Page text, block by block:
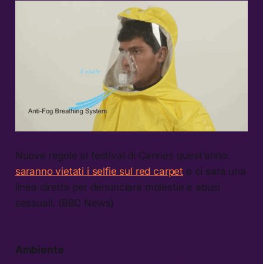
Nuove regole al festival di Cannes quest’anno:
saranno vietati i selfie sul red carpet e ci sarà una
linea diretta per denunciare molestie e abusi
sessuali. (BBC News)
Ambiente